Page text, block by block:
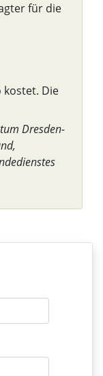
für die
kostet. Die
Dresden-